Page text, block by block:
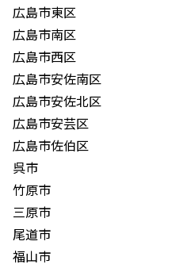
広島市東区
広島市南区
広島市西区
広島市安佐南区
広島市安佐北区
広島市安芸区
広島市佐伯区
呉市
竹原市
三原市
尾道市
福山市